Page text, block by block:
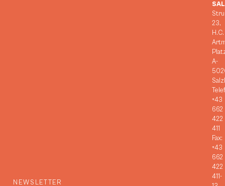
NEWSLETTER
23,
H.C.
A-
+43
662
422
411
Fax:
+43
662
422
411-